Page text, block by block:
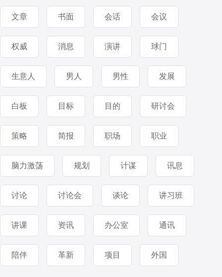
文章 书面 会话 会议
权威 消息 演讲 球门
生意人 男人 男性 发展
白板 目标 目的 研讨会
策略 简报 职场 职业
脑力激荡 规划 计谋 讯息
讨论 讨论会 谈论 讲习班
讲课 资讯 办公室 通讯
陪伴 革新 项目 外国